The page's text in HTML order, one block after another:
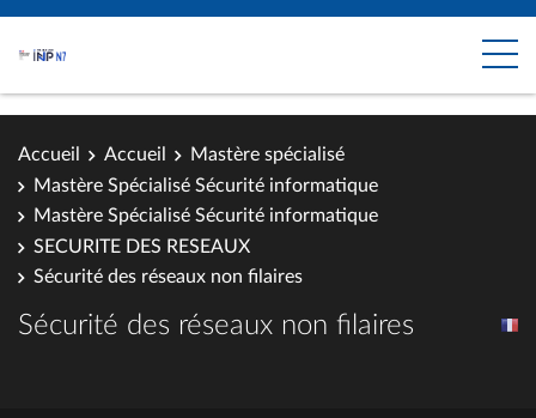
Accueil Accueil
Mastère spécialisé
Mastère Spécialisé Sécurité informatique
Mastère Spécialisé Sécurité informatique
SECURITE DES RESEAUX
Sécurité des réseaux non filaires
Sécurité des réseaux non filaires